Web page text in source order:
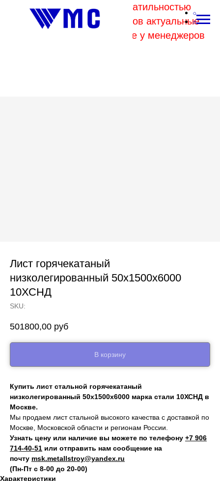
В связи с высокой волатильностью
отпускных цен комбинатов актуальные
цены на металл уточняйте у менеджеров
Лист горячекатаный
низколегированный 50х1500х6000
10ХСНД
SKU:
501800,00 руб
В корзину
Купить лист стальной горячекатаный
низколегированный 50х1500х6000 марка стали 10ХСНД в
Москве.
Мы продаем лист стальной высокого качества с доставкой по
Москве, Московской области и регионам России.
Узнать цену или наличие вы можете по телефону +7 906
714‑40-51 или отправить нам сообщение на
почту msk.metallstroy@yandex.ru
(Пн-Пт с 8-00 до 20-00)
Характеристики